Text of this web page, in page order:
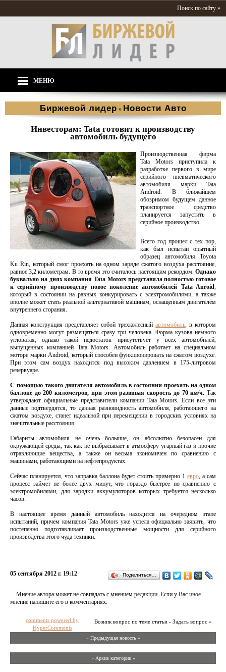
Поиск по сайту »
МЕНЮ
Биржевой лидер » Новости Aвто
Инвесторам: Tata готовит к производству
автомобиль будущего
Производственная фирма
Tata Motors приступила к
разработке первого в мире
серийного пневматического
автомобиля марки Tata
Android. В ближайшем
обозримом будущем данное
транспортное средство
планируется запустить в
серийное производство.
Всего год прошел с тех пор,
как был испытан опытный
образец автомобиля Toyota
Ku Rin, который смог проехать на одном заряде сжатого воздуха расстояние,
равное 3,2 километрам. В то время это считалось настоящим рекордом. Однако
буквально на днях компания Tata Motors представила полностью готовое
к серийному производству новое поколение автомобилей Tata Anroid,
который в состоянии на равных конкурировать с электромобилями, а также
вполне может стать реальной альтернативой машинам, оснащенным двигателем
внутреннего сгорания.
Данная конструкция представляет собой трехколесный автомобиль, в котором
одновременно могут размещаться сразу три человека. Форма кузова немного
угловатая, однако такой недостаток присутствует у всех автомобилей,
выпущенных компанией Tata Motors. Автомобиль работает на специальном
моторе марки Android, который способен функционировать на сжатом воздухе.
При этом сам воздух находится под высоким давлением в 175-литровом
резервуаре.
С помощью такого двигателя автомобиль в состоянии проехать на одном
баллоне до 200 километров, при этом развивая скорость до 70 км/ч. Так
утверждают официальные представители компании Tata Motors. Если все эти
данные подтвердятся, то данная разновидность автомобиля, работающего на
сжатом воздухе, станет идеальной при перемещении в городских условиях на
значительные расстояния.
Габариты автомобиля не очень большие, он абсолютно безопасен для
окружающей среды, так как не выбрасывает в атмосферу угарный газ и прочие
отравляющие вещества, а также он весьма экономичен по сравнению с
машинами, работающими на нефтепродуктах.
Сейчас планируется, что заправка баллона будет стоить примерно 1 евро, а сам
процесс займет не более двух минут, что гораздо быстрее по сравнению с
электромобилями, для зарядки аккумуляторов которых требуется несколько
часов.
В настоящее время данный автомобиль находится на очередном этапе
испытаний, причем компания Tata Motors уже успела официально заявить, что
постепенно подготавливает производственные мощности для серийного
производства этого чуда техники.
05 сентября 2012 г. 19:12 Поделиться…
Мнение автора может не совпадать с мнением редакции. Если у Вас иное
мнение напишите его в комментариях.
Возник вопрос по теме статьи - Задать вопрос »
comments powered by
HyperComments
« Предыдущая новость «
» Архив категории «